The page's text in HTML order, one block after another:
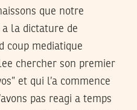
que notre
la dictature de
coup mediatique
chercher son premier
et qui l’a commence
pas reagi a temps